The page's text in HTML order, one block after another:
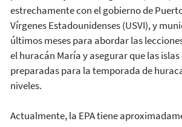
estrechamente con el gobierno de
Vírgenes Estadounidenses (USVI), y
últimos meses para abordar las
el huracán María y asegurar que las
preparadas para la temporada de
niveles.
Actualmente, la EPA tiene